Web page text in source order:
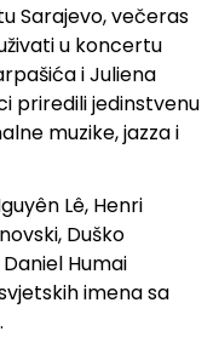
Sarajevo, večeras
u koncertu
i Juliena
priredili jedinstvenu
muzike, jazza i
Lê, Henri
Duško
Humai
imena sa